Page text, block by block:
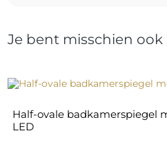
Je bent misschien
Half-ovale badkamerspiegel
LED